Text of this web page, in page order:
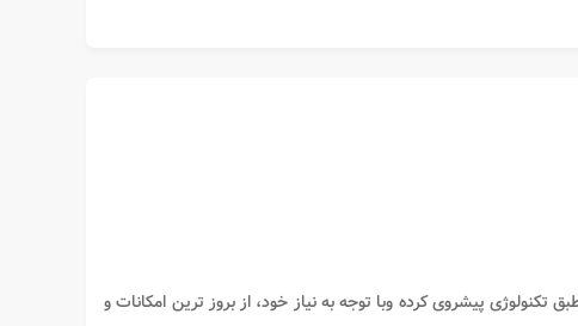
پیشروی کرده وبا توجه به نیاز خود، از بروز ترین امکانات و